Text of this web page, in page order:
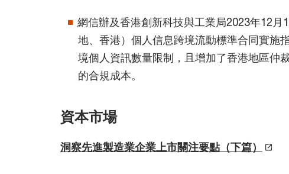
網信辦及香港創新科技與工業局2023年12月
地、香港）個人信息跨境流動標準合同實施
境個人資訊數量限制，且增加了香港地區仲
的合規成本。
資本市場
洞察先進製造業企業上市關注要點（下篇）